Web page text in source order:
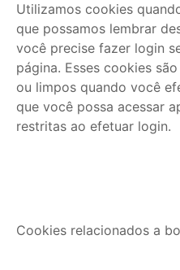
Utilizamos cookies
que possamos lembrar
você precise fazer login
página. Esses cookies
ou limpos quando você
que você possa acessar
restritas ao efetuar login.
Cookies relacionados a